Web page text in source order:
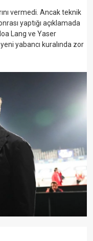
vermedi. Ancak teknik
yaptığı açıklamada
Lang ve Yaser
yabancı kuralında zor